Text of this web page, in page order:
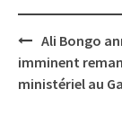
Post
navigation
Ali Bongo
imminent
ministériel au